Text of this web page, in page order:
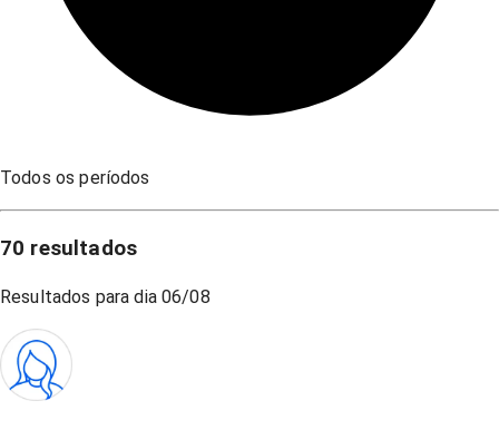
Todos os períodos
70 resultados
Resultados para dia 06/08